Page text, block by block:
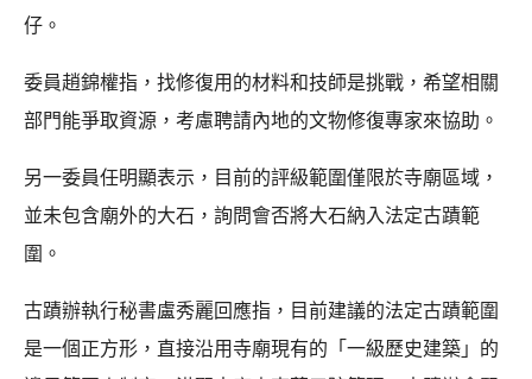
仔。
委員趙錦權指，找修復用的材料和技師是挑戰，希望相關
部門能爭取資源，考慮聘請內地的文物修復專家來協助。
另一委員任明顯表示，目前的評級範圍僅限於寺廟區域，
並未包含廟外的大石，詢問會否將大石納入法定古蹟範
圍。
古蹟辦執行秘書盧秀麗回應指，目前建議的法定古蹟範圍
是一個正方形，直接沿用寺廟現有的「一級歷史建築」的